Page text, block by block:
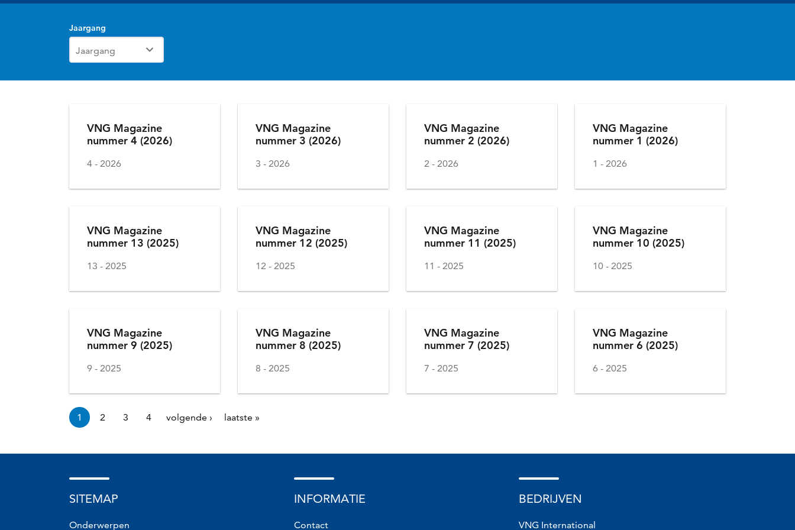
Jaargang
VNG Magazine
nummer 4 (2026)
4 2026
VNG Magazine
nummer 3 (2026)
3 2026
VNG Magazine
nummer 2 (2026)
2 2026
VNG Magazine
nummer 1 (2026)
1 2026
VNG Magazine
nummer 13 (2025)
13 2025
VNG Magazine
nummer 12 (2025)
12 2025
VNG Magazine
nummer 11 (2025)
11 2025
VNG Magazine
nummer 10 (2025)
10 2025
VNG Magazine
nummer 9 (2025)
9 2025
VNG Magazine
nummer 8 (2025)
8 2025
VNG Magazine
nummer 7 (2025)
7 2025
VNG Magazine
nummer 6 (2025)
6 2025
Paginering
Huidige
1
Pagina
2
Pagina
3
Pagina
4
Volgende
volgende ›
Laatste
laatste »
SITEMAP
Onderwerpen
INFORMATIE
Contact
BEDRIJVEN
VNG International